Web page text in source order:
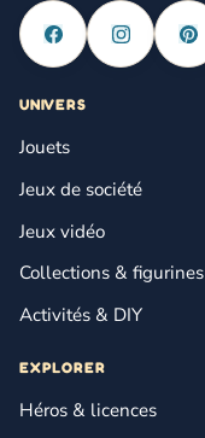
UNIVERS
Jouets
Jeux de société
Jeux vidéo
Collections & figurines
Activités & DIY
EXPLORER
Héros & licences